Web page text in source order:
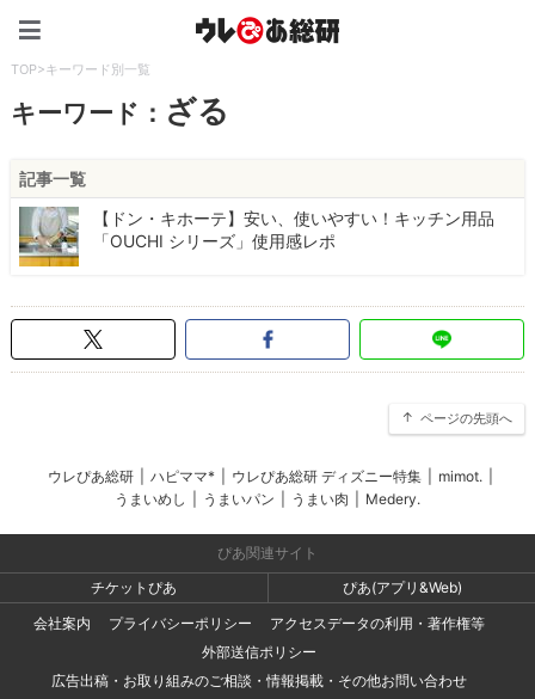
TOP>キーワード別一覧
キーワード： ざる
記事一覧
【ドン・キホーテ】安い、使いやすい！キッチン用品
「OUCHI シリーズ」使用感レポ
ページの先頭へ
ウレぴあ総研 ハピママ* ウレぴあ総研 ディズニー特集 mimot.
うまいめし
うまいパン うまい肉 Medery.
ぴあ関連サイト
チケットぴあ
ぴあ(アプリ&Web)
会社案内
プライバシーポリシー
アクセスデータの利用・著作権等
外部送信ポリシー
広告出稿・お取り組みのご相談・情報掲載・その他お問い合わせ